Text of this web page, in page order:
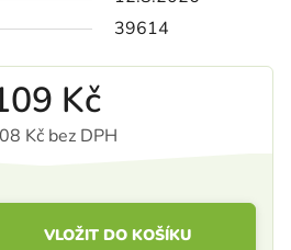
39614
Kč
Kč bez DPH
VLOŽIT DO KOŠÍKU